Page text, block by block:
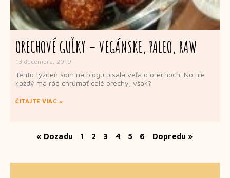
ORECHOVÉ GUĽKY – VEGÁNSKE, PALEO, RAW
13 decembra, 2019
Tento týždeň som na blogu písala veľa o orechoch. No nie
každý má rád chrúmať celé orechy, však?
ČÍTAJTE VIAC »
« Dozadu 1 2 3 4 5 6 Dopredu »